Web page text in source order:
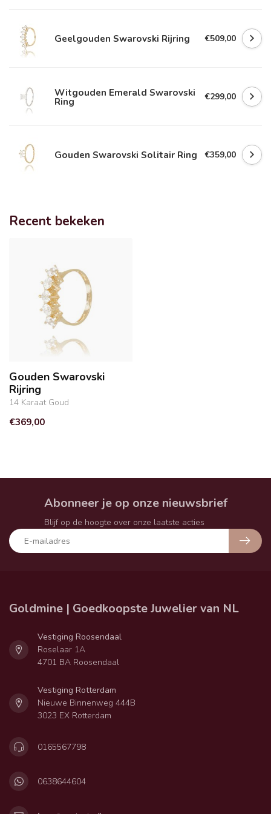
Geelgouden Swarovski Rijring €509,00
Witgouden Emerald Swarovski
Ring €299,00
Gouden Swarovski Solitair Ring €359,00
Recent bekeken
Gouden Swarovski
Rijring
14 Karaat Goud
€369,00
Abonneer je op onze nieuwsbrief
Blijf op de hoogte over onze laatste acties
Goldmine | Goedkoopste Juwelier van NL
Vestiging Roosendaal
Roselaar 1A
4701 BA Roosendaal
Vestiging Rotterdam
Nieuwe Binnenweg 444B
3023 EX Rotterdam
0165567798
0638644604